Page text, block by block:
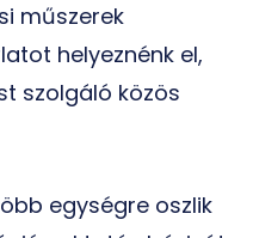
műszerek
helyeznénk el,
szolgáló közös
egységre oszlik